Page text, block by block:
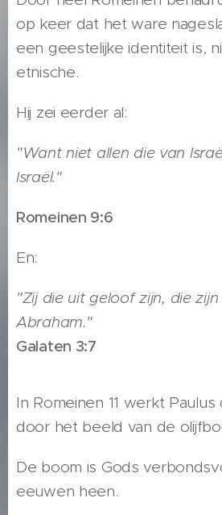
op keer dat het ware
een geestelijke identiteit is,
etnische.
Hij zei eerder al:
"Want niet allen die van
Israël."
Romeinen 9:6
En:
"Zij die uit geloof zijn, die
Abraham."
Galaten 3:7
In Romeinen 11 werkt
door het beeld van de
De boom is Gods
eeuwen heen.